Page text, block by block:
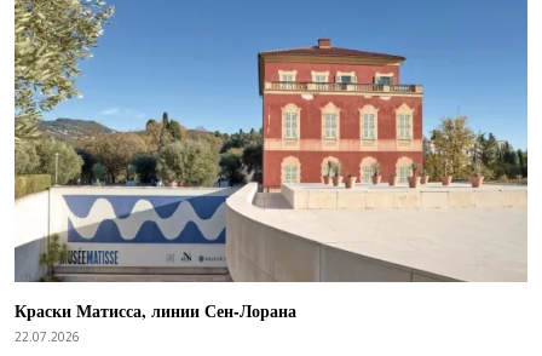
Краски Матисса, линии Сен-Лорана
22.07.2026